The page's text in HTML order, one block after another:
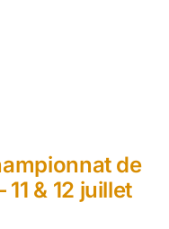
de
& 12 juillet